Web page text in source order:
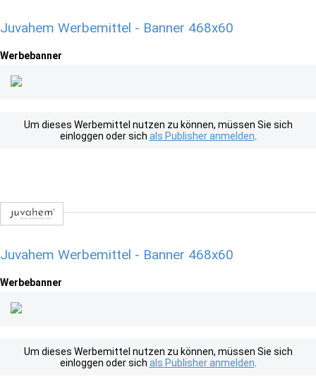
Juvahem Werbemittel - Banner 468x60
Werbebanner
Um dieses Werbemittel nutzen zu können, müssen Sie sich
einloggen oder sich als Publisher anmelden
Juvahem Werbemittel - Banner 468x60
Werbebanner
Um dieses Werbemittel nutzen zu können, müssen Sie sich
einloggen oder sich als Publisher anmelden